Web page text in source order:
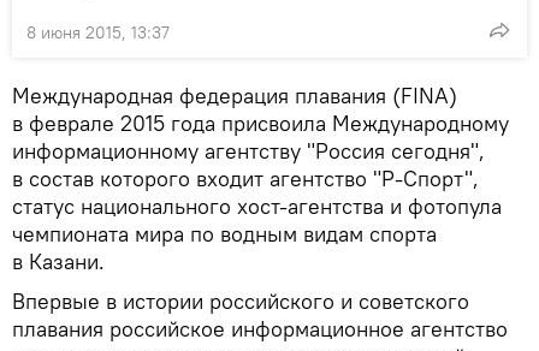
8 июня 2015, 13:37
Международная федерация плавания (FINA)
в феврале 2015 года присвоила Международному
информационному агентству "Россия сегодня",
в состав которого входит агентство "Р-Спорт",
статус национального хост-агентства и фотопула
чемпионата мира по водным видам спорта
в Казани.
Впервые в истории российского и советского
плавания российское информационное агентство